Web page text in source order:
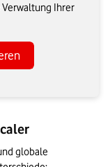
Ihrer
globale